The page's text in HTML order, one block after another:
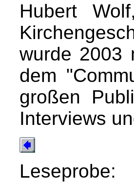
Hubert
wurde 2003
dem
großen
Interviews
Leseprobe: